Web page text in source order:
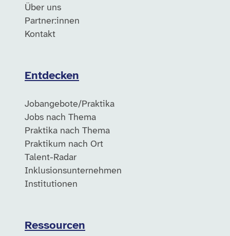
Über uns
Partner:innen
Kontakt
Entdecken
Jobangebote/Praktika
Jobs nach Thema
Praktika nach Thema
Praktikum nach Ort
Talent-Radar
Inklusionsunternehmen
Institutionen
Ressourcen